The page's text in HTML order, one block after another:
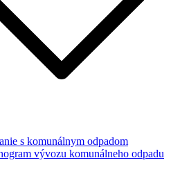
s komunálnym odpadom
vývozu komunálneho odpadu